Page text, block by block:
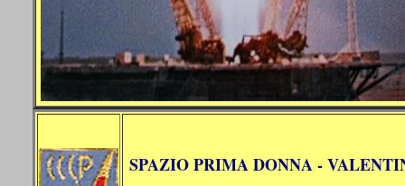
SPAZIO PRIMA DONNA -